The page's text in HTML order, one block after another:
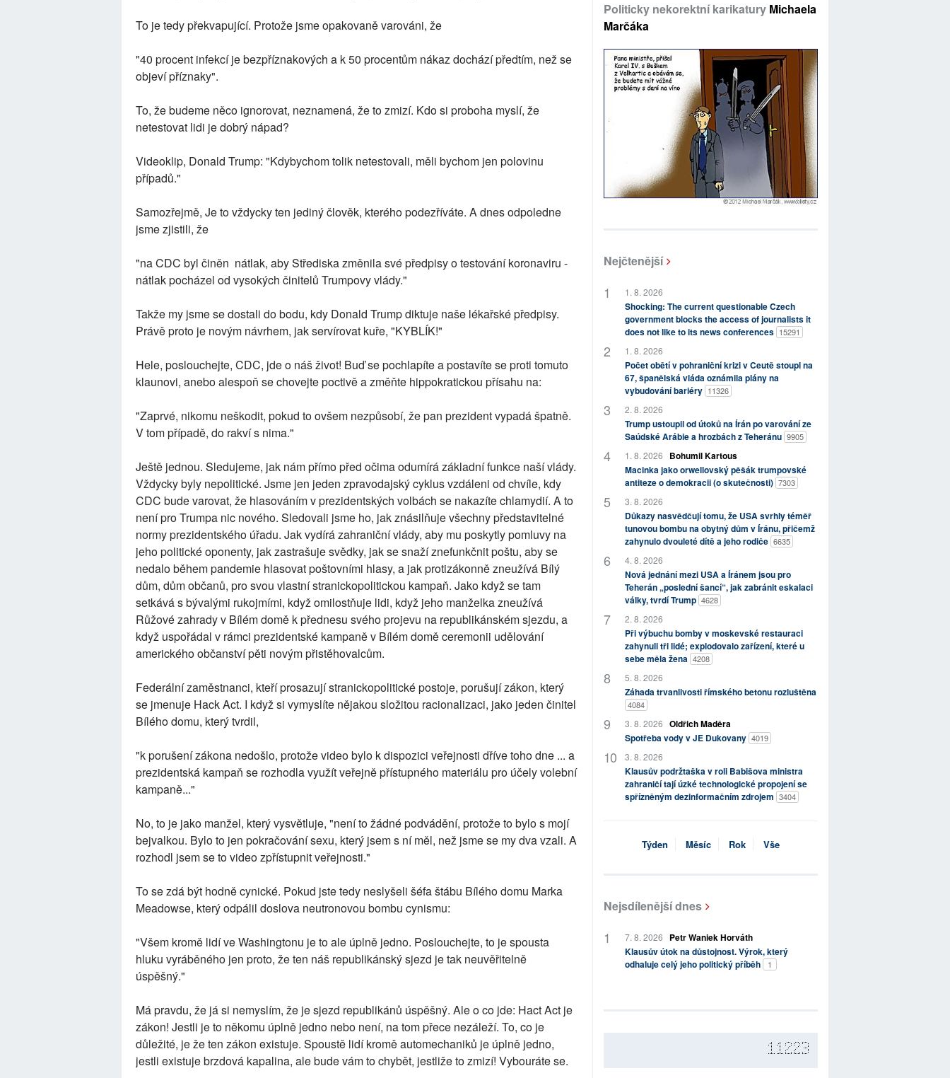
To je tedy překvapující. Protože jsme opakovaně varováni, že
"40 procent infekcí je bezpříznakových a k 50 procentům nákaz dochází předtím, než se
objeví příznaky".
To, že budeme něco ignorovat, neznamená, že to zmizí. Kdo si proboha myslí, že
netestovat lidi je dobrý nápad?
Videoklip, Donald Trump: "Kdybychom tolik netestovali, měli bychom jen polovinu
případů."
Samozřejmě, Je to vždycky ten jediný člověk, kterého podezříváte. A dnes odpoledne
jsme zjistili, že
"na CDC byl činěn nátlak, aby Střediska změnila své předpisy o testování koronaviru -
nátlak pocházel od vysokých činitelů Trumpovy vlády."
Takže my jsme se dostali do bodu, kdy Donald Trump diktuje naše lékařské předpisy.
Právě proto je novým návrhem, jak servírovat kuře, "KYBLÍK!"
Hele, poslouchejte, CDC, jde o náš život! Buď se pochlapíte a postavíte se proti tomuto
klaunovi, anebo alespoň se chovejte poctivě a změňte hippokratickou přísahu na:
"Zaprvé, nikomu neškodit, pokud to ovšem nezpůsobí, že pan prezident vypadá špatně.
V tom případě, do rakví s nima."
Ještě jednou. Sledujeme, jak nám přímo před očima odumírá základní funkce naší vlády.
Vždycky byly nepolitické. Jsme jen jeden zpravodajský cyklus vzdáleni od chvíle, kdy
CDC bude varovat, že hlasováním v prezidentských volbách se nakazíte chlamydií. A to
není pro Trumpa nic nového. Sledovali jsme ho, jak znásilňuje všechny představitelné
normy prezidentského úřadu. Jak vydírá zahraniční vlády, aby mu poskytly pomluvy na
jeho politické oponenty, jak zastrašuje svědky, jak se snaží znefunkčnit poštu, aby se
nedalo během pandemie hlasovat poštovními hlasy, a jak protizákonně zneužívá Bílý
dům, dům občanů, pro svou vlastní stranickopolitickou kampaň. Jako když se tam
setkává s bývalými rukojmími, když omilostňuje lidi, když jeho manželka zneužívá
Růžové zahrady v Bílém domě k přednesu svého projevu na republikánském sjezdu, a
když uspořádal v rámci prezidentské kampaně v Bílém domě ceremonii udělování
amerického občanství pěti novým přistěhovalcům.
Federální zaměstnanci, kteří prosazují stranickopolitické postoje, porušují zákon, který
se jmenuje Hack Act. I když si vymyslíte nějakou složitou racionalizaci, jako jeden činitel
Bílého domu, který tvrdil,
"k porušení zákona nedošlo, protože video bylo k dispozici veřejnosti dříve toho dne ... a
prezidentská kampaň se rozhodla využít veřejně přístupného materiálu pro účely volební
kampaně..."
No, to je jako manžel, který vysvětluje, "není to žádné podvádění, protože to bylo s mojí
bejvalkou. Bylo to jen pokračování sexu, který jsem s ní měl, než jsme se my dva vzali. A
rozhodl jsem se to video zpřístupnit veřejnosti."
To se zdá být hodně cynické. Pokud jste tedy neslyšeli šéfa štábu Bílého domu Marka
Meadowse, který odpálil doslova neutronovou bombu cynismu:
"Všem kromě lidí ve Washingtonu je to ale úplně jedno. Poslouchejte, to je spousta
hluku vyráběného jen proto, že ten náš republikánský sjezd je tak neuvěřitelně
úspěšný."
Má pravdu, že já si nemyslím, že je sjezd republikánů úspěšný. Ale o co jde: Hact Act je
zákon! Jestli je to někomu úplně jedno nebo není, na tom přece nezáleží. To, co je
důležité, je že ten zákon existuje. Spoustě lidí kromě automechaniků je úplně jedno,
jestli existuje brzdová kapalina, ale bude vám to chybět, jestliže to zmizí! Vybouráte se.
Politicky nekorektní karikatury Michaela
Marčáka
Nejčtenější
1. 8. 2026
Shocking: The current questionable Czech
government blocks the access of journalists it
does not like to its news conferences 15291
1. 8. 2026
Počet obětí v pohraniční krizi v Ceutě stoupl na
67, španělská vláda oznámila plány na
vybudování bariéry 11326
2. 8. 2026
Trump ustoupil od útoků na Írán po varování ze
Saúdské Arábie a hrozbách z Teheránu 9905
1. 8. 2026
Bohumil Kartous
Macinka jako orwellovský pěšák trumpovské
antiteze o demokracii (o skutečnosti) 7303
3. 8. 2026
Důkazy nasvědčují tomu, že USA svrhly téměř
tunovou bombu na obytný dům v Íránu, přičemž
zahynulo dvouleté dítě a jeho rodiče 6635
4. 8. 2026
Nová jednání mezi USA a Íránem jsou pro
Teherán „poslední šancí“, jak zabránit eskalaci
války, tvrdí Trump 4628
2. 8. 2026
Při výbuchu bomby v moskevské restauraci
zahynuli tři lidé; explodovalo zařízení, které u
sebe měla žena 4208
5. 8. 2026
Záhada trvanlivosti římského betonu rozluštěna
4084
3. 8. 2026 Oldřich Maděra
Spotřeba vody v JE Dukovany 4019
3. 8. 2026
Klausův podržtaška v roli Babišova ministra
zahraničí tají úzké technologické propojení se
spřízněným dezinformačním zdrojem 3404
Týden Měsíc Rok Vše
Nejsdílenější dnes
7. 8. 2026
Petr Waniek Horváth
Klausův útok na důstojnost. Výrok, který
odhaluje celý jeho politický příběh
1
11223